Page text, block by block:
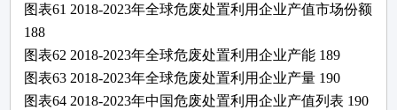
图表61 2018-2023年全球危废处置利用企业产值市场份额
188
图表62 2018-2023年全球危废处置利用企业产能 189
图表63 2018-2023年全球危废处置利用企业产量 190
图表64 2018-2023年中国危废处置利用企业产值列表 190